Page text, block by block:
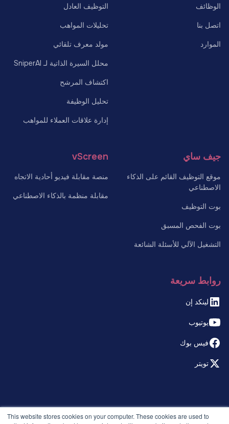
This website stores cookies on your computer. These cookies are used to
الوظائف
اتصل بنا
الموارد
التوظيف العادل
تحليلات المواهب
مولد معرف تلقائي
محلل السيرة الذاتية لـ SniperAI
اكتشاف المرشح
تحليل الوظيفة
إدارة علاقات العملاء للمواهب
جيف ساي
موقع التوظيف القائم على الذكاء
الاصطناعي
بوت التوظيف
بوت الفحص المسبق
التشغيل الآلي للأسئلة الشائعة
vScreen
منصة مقابلة فيديو أحادية الاتجاه
مقابلة منظمة بالذكاء الاصطناعي
روابط سريعة
لينكد إن
يوتيوب
فيس بوك
تويتر